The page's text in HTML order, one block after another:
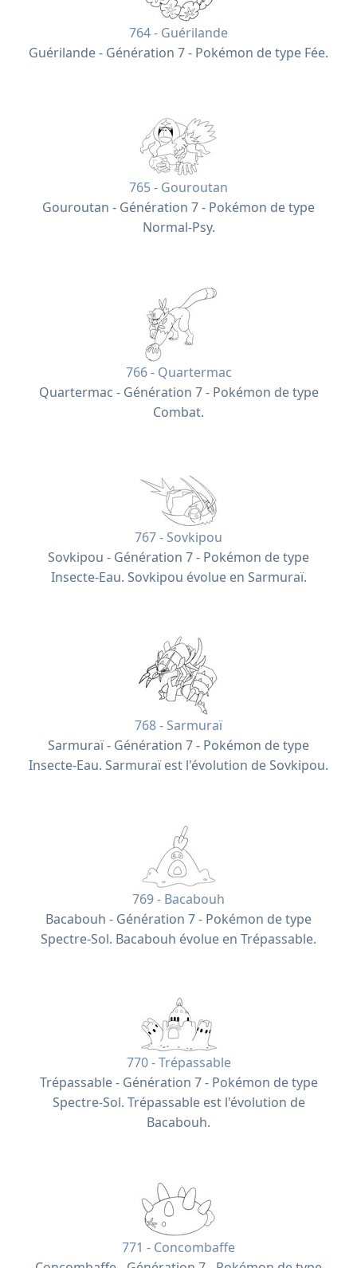
764 - Guérilande
Guérilande - Génération 7 - Pokémon de type Fée.
765 - Gouroutan
Gouroutan - Génération 7 - Pokémon de type
Normal-Psy.
766 - Quartermac
Quartermac - Génération 7 - Pokémon de type
Combat.
767 - Sovkipou
Sovkipou - Génération 7 - Pokémon de type
Insecte-Eau. Sovkipou évolue en Sarmuraï.
768 - Sarmuraï
Sarmuraï - Génération 7 - Pokémon de type
Insecte-Eau. Sarmuraï est l'évolution de Sovkipou.
769 - Bacabouh
Bacabouh - Génération 7 - Pokémon de type
Spectre-Sol. Bacabouh évolue en Trépassable.
770 - Trépassable
Trépassable - Génération 7 - Pokémon de type
Spectre-Sol. Trépassable est l'évolution de
Bacabouh.
771 - Concombaffe